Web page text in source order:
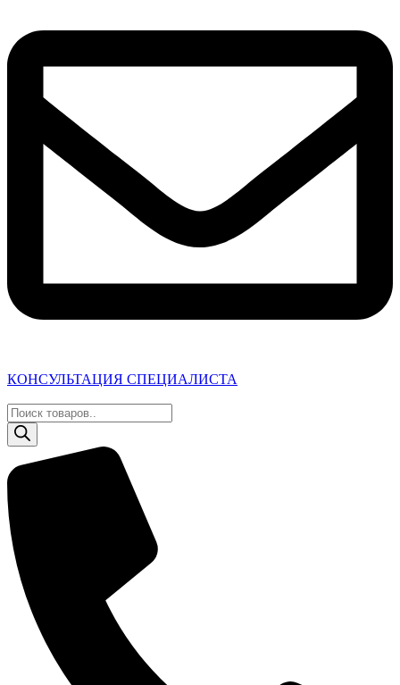
КОНСУЛЬТАЦИЯ СПЕЦИАЛИСТА
Поиск
товаров